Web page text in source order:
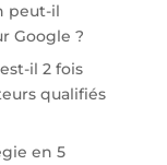
peut-il
Google ?
il 2 fois
qualifiés
en 5